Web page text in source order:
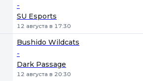
-
SU Esports
12 августа в 17:30
Bushido Wildcats
-
Dark Passage
12 августа в 20:30